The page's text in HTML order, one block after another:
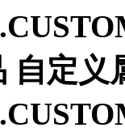
自定义